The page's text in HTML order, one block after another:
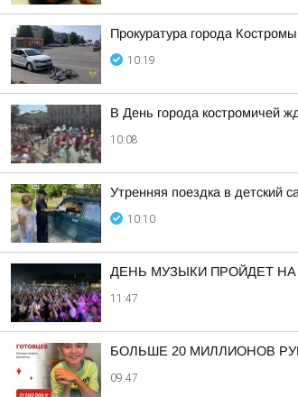
Прокуратура города
10:19
В День города костромичей
10:08
Утренняя поездка в детский
10:10
ДЕНЬ МУЗЫКИ ПРОЙДЕТ
11:47
БОЛЬШЕ 20 МИЛЛИОНОВ
09:47